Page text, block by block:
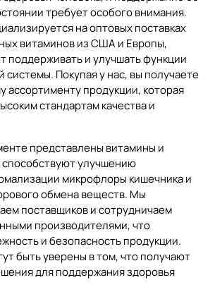
требует особого внимания.
на оптовых поставках
витаминов из США и Европы,
поддерживать и улучшать функции
Покупая у нас, вы получаете
ассортименту продукции, которая
стандартам качества и
представлены витамины и
способствуют улучшению
микрофлоры кишечника и
обмена веществ. Мы
поставщиков и сотрудничаем
производителями, что
и безопасность продукции.
быть уверены в том, что получают
для поддержания здоровья